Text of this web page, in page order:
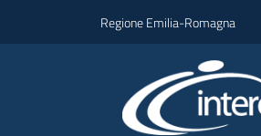
Regione Emilia-Romagna